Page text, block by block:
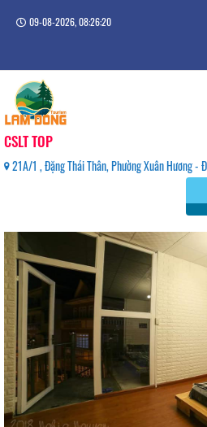
09-08-2026, 08:26:20
CSLT TOP
21A/1 , Đặng Thái Thân, Phường Xuân Hương